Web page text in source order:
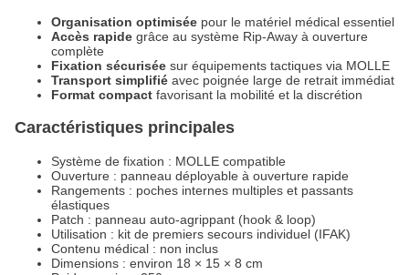
Organisation optimisée pour le matériel médical essentiel
Accès rapide grâce au système Rip-Away à ouverture
complète
Fixation sécurisée sur équipements tactiques via MOLLE
Transport simplifié avec poignée large de retrait immédiat
Format compact favorisant la mobilité et la discrétion
Caractéristiques principales
Système de fixation : MOLLE compatible
Ouverture : panneau déployable à ouverture rapide
Rangements : poches internes multiples et passants
élastiques
Patch : panneau auto-agrippant (hook & loop)
Utilisation : kit de premiers secours individuel (IFAK)
Contenu médical : non inclus
Dimensions : environ 18 × 15 × 8 cm